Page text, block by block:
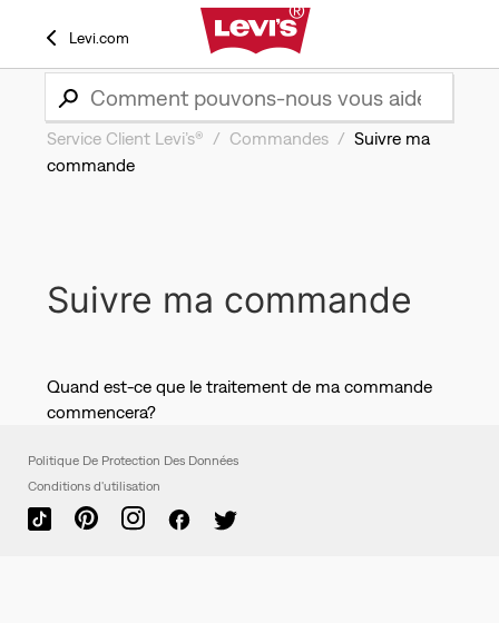
Levi.com
Service Client Levi’s® Commandes
Suivre ma
commande
Suivre ma commande
Quand est-ce que le traitement de ma commande
commencera?
Politique De Protection Des Données
Conditions d'utilisation